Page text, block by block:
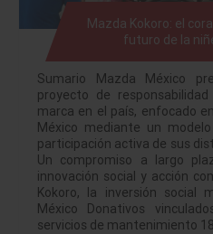
Mazda Kokoro: el
futuro de la
Sumario Mazda México
proyecto de
marca en el país, enfocado
México mediante un
participación activa de sus
Un compromiso a largo
innovación social y acción
Kokoro, la inversión social
México Donativos
servicios de mantenimiento